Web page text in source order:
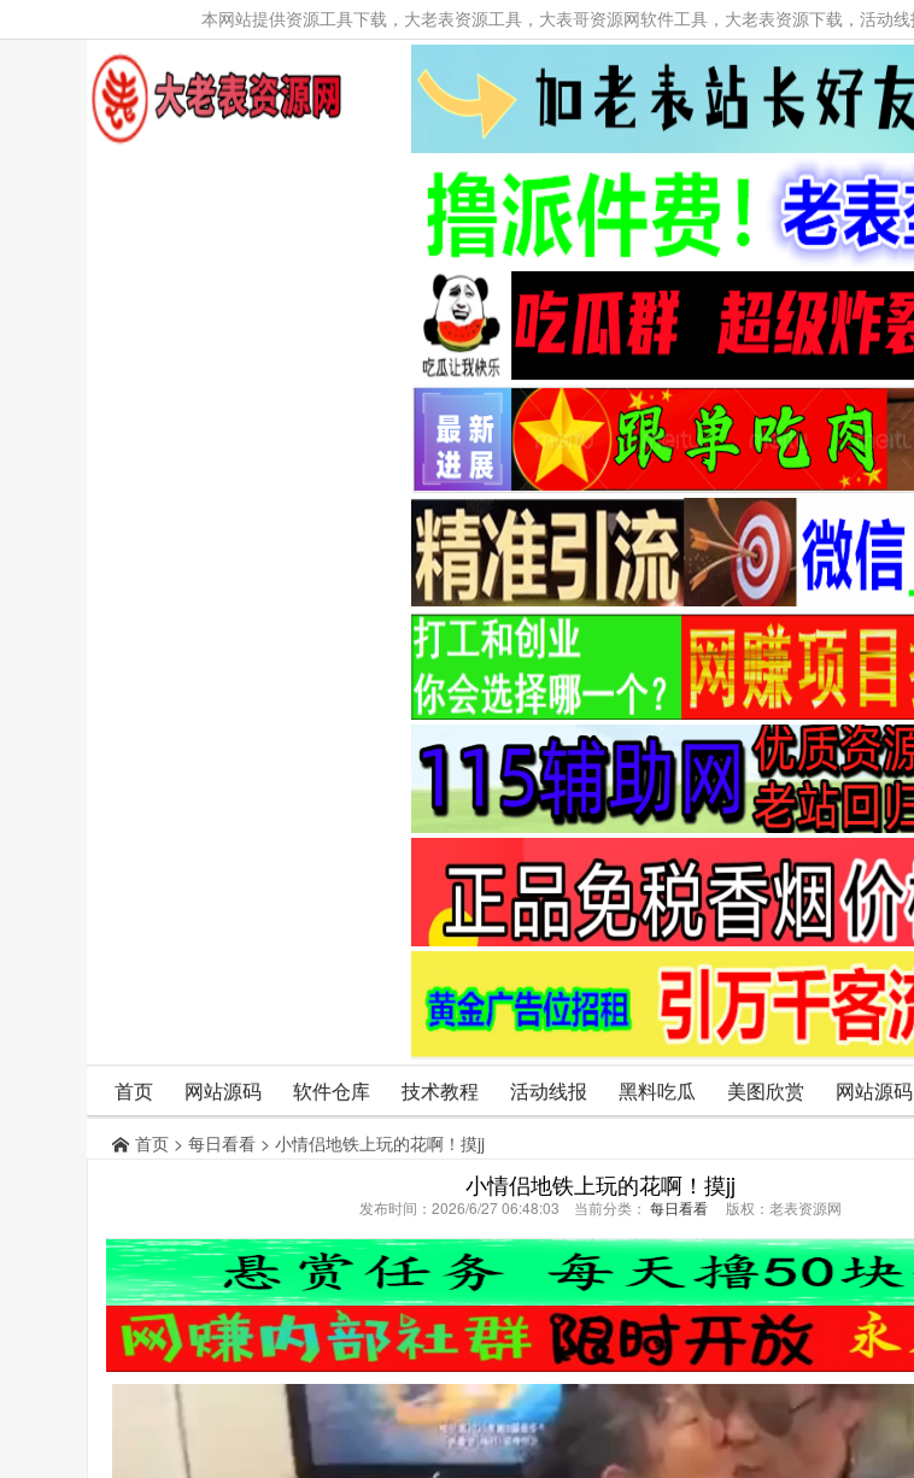
首页 网站源码 软件仓库 技术教程 活动线报 黑料吃瓜 美图欣赏 网站源码
首页 > 每日看看 > 小情侣地铁上玩的花啊！摸jj
小情侣地铁上玩的花啊！摸jj
发布时间：2026/6/27 06:48:03 当前分类： 每日看看 版权：老表资源网